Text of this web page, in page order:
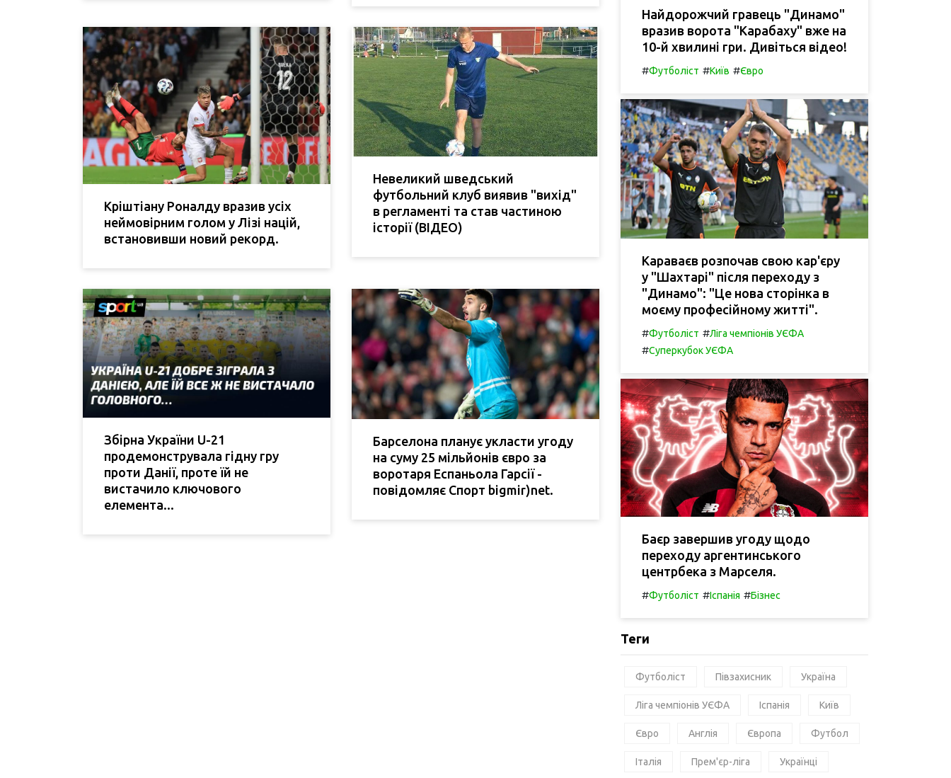
Кріштіану Роналду вразив усіх
неймовірним голом у Лізі націй,
встановивши новий рекорд.
Невеликий шведський
футбольний клуб виявив "вихід"
в регламенті та став частиною
історії (ВІДЕО)
Збірна України U-21
продемонструвала гідну гру
проти Данії, проте їй не
вистачило ключового
елемента...
Барселона планує укласти угоду
на суму 25 мільйонів євро за
воротаря Еспаньола Гарсії -
повідомляє Спорт bigmir)net.
Найдорожчий гравець "Динамо"
вразив ворота "Карабаху" вже на
10-й хвилині гри. Дивіться відео!
#Футболіст #Київ #Євро
Караваєв розпочав свою кар'єру
у "Шахтарі" після переходу з
"Динамо": "Це нова сторінка в
моєму професійному житті".
#Футболіст #Ліга чемпіонів УЄФА
#Суперкубок УЄФА
Баєр завершив угоду щодо
переходу аргентинського
центрбека з Марселя.
#Футболіст #Іспанія #Бізнес
Теги
Футболіст Півзахисник Україна
Ліга чемпіонів УЄФА Іспанія Київ
Євро Англія Європа Футбол
Італія Прем'єр-ліга Українці